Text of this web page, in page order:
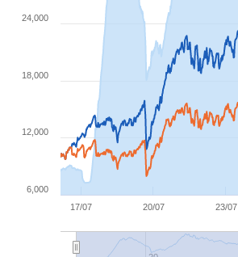
17/07 20/07 23/07
6,000
12,000
18,000
24,000